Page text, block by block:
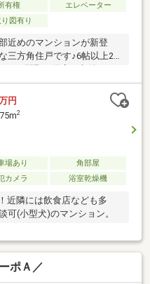
有権
エレベーター
図有り
近めのマンションが新登
三方角住戸です♪6帖以上2
の幅が広がりますね！
円
2
場あり
角部屋
カメラ 浴室乾燥機
近隣には飲食店なども多
可(小型犬)のマンション。
ポＡ／